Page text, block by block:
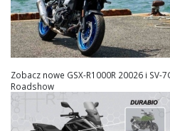
Zobacz nowe GSX-R1000R 20026 i SV-
Roadshow